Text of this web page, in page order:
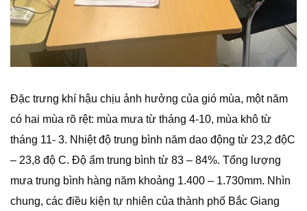
Đặc trưng khí hậu chịu ảnh hưởng của gió mùa, một năm
có hai mùa rõ rệt: mùa mưa từ tháng 4-10, mùa khô từ
tháng 11- 3. Nhiệt độ trung bình năm dao động từ 23,2 độC
– 23,8 độ C. Độ ẩm trung bình từ 83 – 84%. Tổng lượng
mưa trung bình hàng năm khoảng 1.400 – 1.730mm. Nhìn
chung, các điều kiện tự nhiên của thành phố Bắc Giang